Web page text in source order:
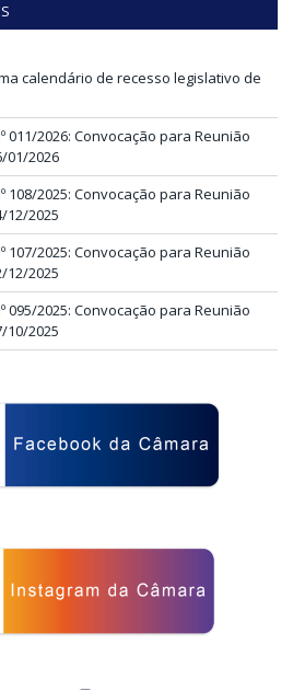
calendário de recesso legislativo de
011/2026: Convocação para Reunião
01/2026
108/2025: Convocação para Reunião
12/2025
107/2025: Convocação para Reunião
12/2025
095/2025: Convocação para Reunião
10/2025